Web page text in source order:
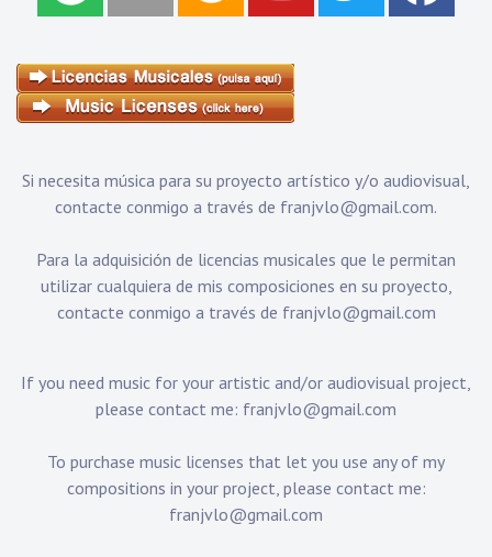
Si necesita música para su proyecto artístico y/o audiovisual,
contacte conmigo a través de franjvlo@gmail.com.
Para la adquisición de licencias musicales que le permitan
utilizar cualquiera de mis composiciones en su proyecto,
contacte conmigo a través de franjvlo@gmail.com
If you need music for your artistic and/or audiovisual project,
please contact me: franjvlo@gmail.com
To purchase music licenses that let you use any of my
compositions in your project, please contact me:
franjvlo@gmail.com